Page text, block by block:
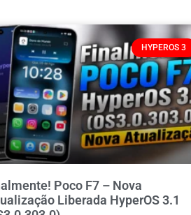
HYPEROS 3
Poco F7 – Nova
Liberada HyperOS 3.1